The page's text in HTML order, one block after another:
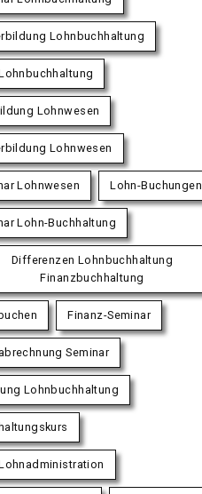
Lohnbuchhaltung
Lohnwesen
Lohnwesen
Lohnwesen Lohn-Buchungen
Lohn-Buchhaltung
Differenzen Lohnbuchhaltung
Finanzbuchhaltung
Finanz-Seminar
Seminar
Lohnbuchhaltung